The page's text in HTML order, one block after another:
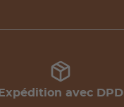
avec DPD